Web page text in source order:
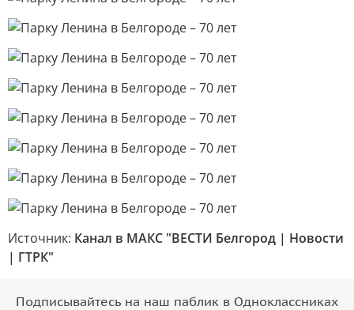
Источник: Канал в МАКС "ВЕСТИ Белгород | Новости
| ГТРК"
Подписывайтесь на наш паблик в Одноклассниках